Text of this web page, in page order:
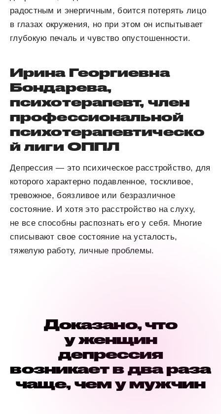
радостным и энергичным, боится потерять лицо
в глазах окружения, но при этом он испытывает
глубокую печаль и чувство опустошенности.
Ирина Георгиевна
Бондарева,
психотерапевт, член
профессиональной
психотерапевтическо
й лиги ОППЛ
Депрессия — это психическое расстройство, для
которого характерно подавленное, тоскливое,
тревожное, боязливое или безразличное
состояние. И хотя это расстройство на слуху,
не все способны распознать его у себя. Многие
списывают свое состояние на усталость,
тяжелую работу, личные проблемы.
Доказано, что
у женщин
депрессия
возникает в два раза
чаще, чем у мужчин